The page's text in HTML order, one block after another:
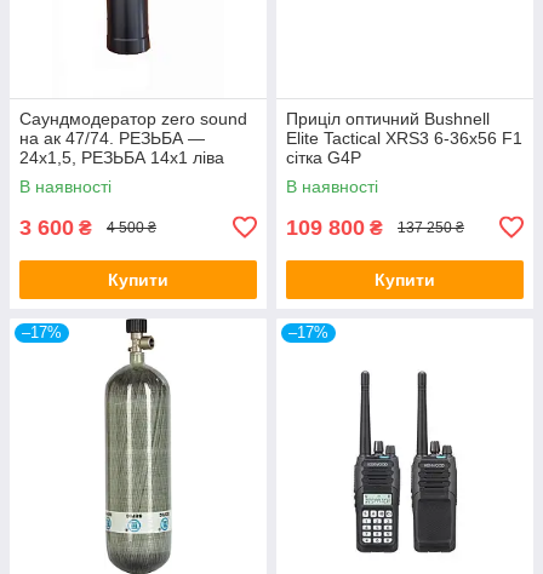
Саундмодератор zero sound
на ак 47/74. РЕЗЬБА —
24х1,5, РЕЗЬБА 14х1 ліва
В наявності
3 600 ₴ 4 500 ₴
Купити
Приціл оптичний Bushnell
Elite Tactical XRS3 6-36x56 F1
сітка G4P
В наявності
109 800 ₴ 137 250 ₴
Купити
–17% –17%